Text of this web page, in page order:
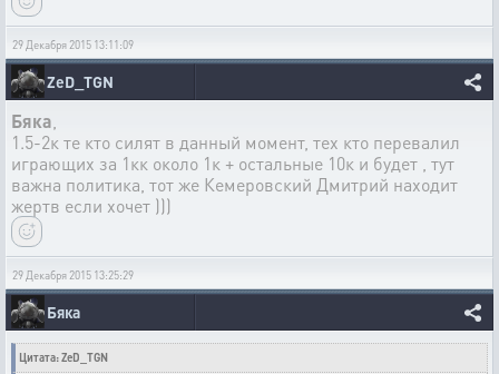
29 Декабря 2015 13:11:09
ZeD_TGN
Бяка
1.5-2к те кто силят в данный момент, тех кто перевалил
играющих за 1кк около 1к + остальные 10к и будет , тут
важна политика, тот же Кемеровский Дмитрий находит
жертв если хочет )))
29 Декабря 2015 13:25:29
Бяка
Цитата: ZeD_TGN